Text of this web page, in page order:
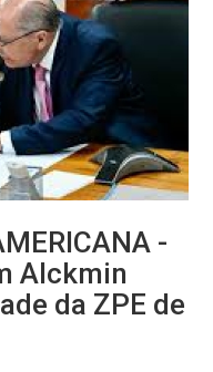
-
Alckmin
da ZPE de